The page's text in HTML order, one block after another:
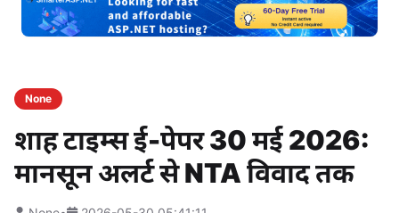
None
शाह टाइम्स ई-पेपर 30 मई 2026:
मानसून अलर्ट से NTA विवाद तक